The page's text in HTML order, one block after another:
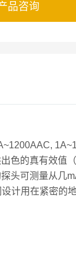
品咨询
色的真有效值
头可测量从几
计用在紧密的